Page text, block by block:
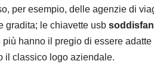
per esempio, delle agenzie di
gradita; le chiavette usb
hanno il pregio di essere
il classico logo aziendale.